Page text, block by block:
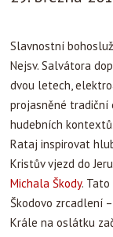
Slavnostní
Nejsv. Salvátora
dvou letech,
projasněné tradiční
hudebních
Rataj inspirovat
Kristův vjezd do
Michala Škody.
Škodovo zrcadlení
Krále na oslátku